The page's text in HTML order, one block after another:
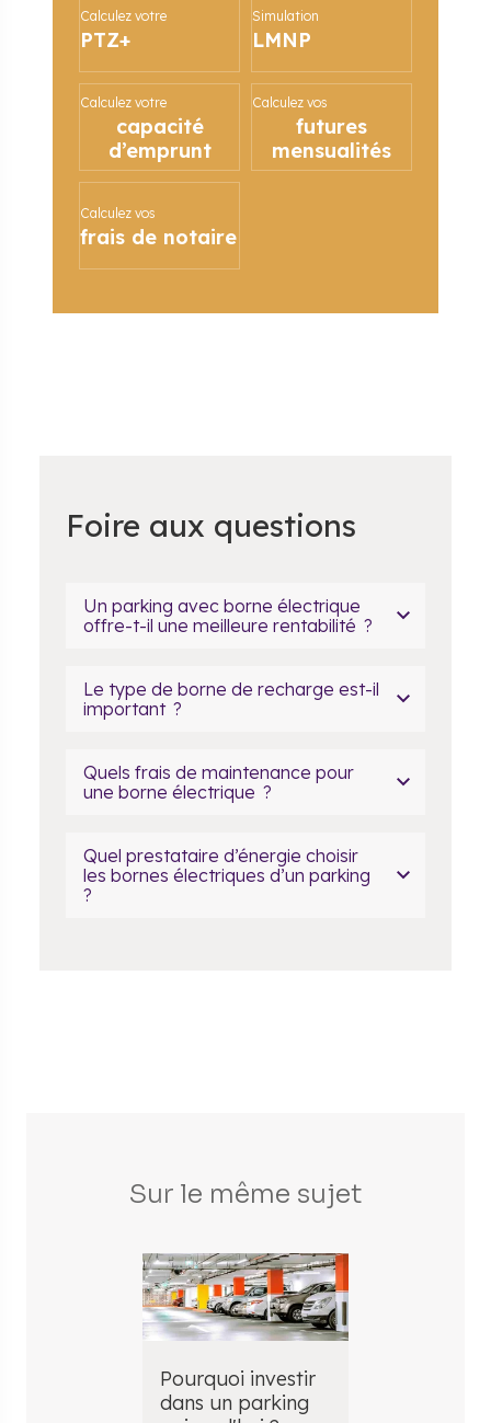
Calculez votre
PTZ+
Simulation
LMNP
Calculez votre
capacité
d’emprunt
Calculez vos
futures
mensualités
Calculez vos
frais de notaire
Foire aux questions
Un parking avec borne électrique
offre-t-il une meilleure rentabilité ?
Le type de borne de recharge est-il
important ?
Quels frais de maintenance pour
une borne électrique ?
Quel prestataire d’énergie choisir
les bornes électriques d’un parking
?
Sur le même sujet
Pourquoi investir
dans un parking